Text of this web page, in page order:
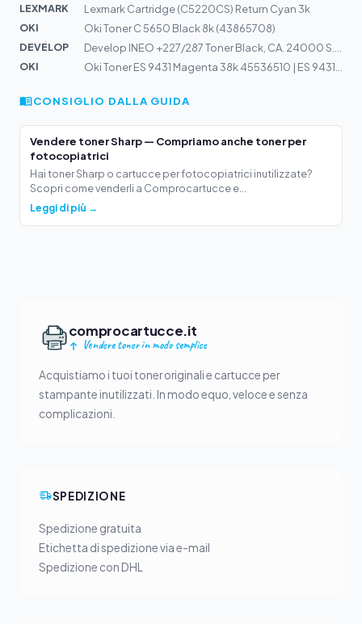
LEXMARK
Lexmark Cartridge (C5220CS) Return Cyan 3k
OKI
Oki Toner C 5650 Black 8k (43865708)
DEVELOP
OKI
CONSIGLIO DALLA GUIDA
Vendere toner Sharp — Compriamo anche toner per
fotocopiatrici
Hai toner Sharp o cartucce per fotocopiatrici inutilizzate?
Scopri come venderli a Comprocartucce e...
Leggi di più →
comprocartucce.it
Vendere toner in modo semplice
Acquistiamo i tuoi toner originali e cartucce per
stampante inutilizzati. In modo equo, veloce e senza
complicazioni.
SPEDIZIONE
Spedizione gratuita
Etichetta di spedizione via e-mail
Spedizione con DHL